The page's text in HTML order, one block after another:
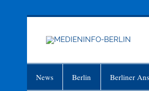
News Berlin Berliner